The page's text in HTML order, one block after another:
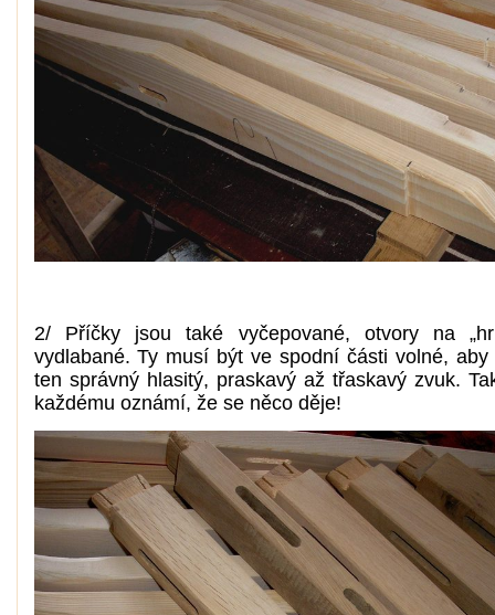
2/ Příčky jsou také vyčepované, otvory na
vydlabané. Ty musí být ve spodní části volné, aby
ten správný hlasitý, praskavý až třaskavý zvuk.
každému oznámí, že se něco děje!